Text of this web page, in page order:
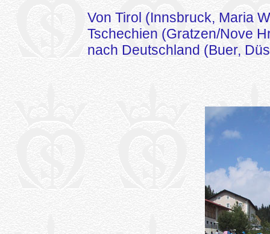
Von Tirol (Innsbruck, Maria
Tschechien (Gratzen/Nove
nach Deutschland (Buer,